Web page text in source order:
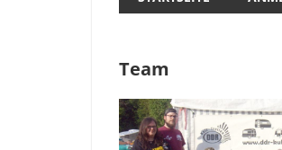
Team